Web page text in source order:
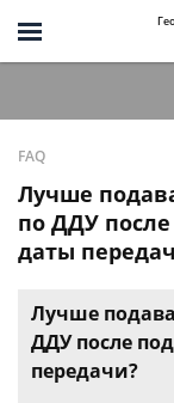
FAQ
Лучше
по ДДУ
даты
Лучше
ДДУ после
передачи?